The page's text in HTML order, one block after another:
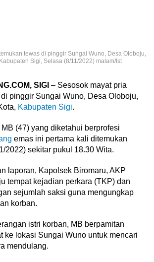
tewas di pinggir Sungai Wuno, Desa Oloboju,
Sigi, Selasa (8/11/2022) malam/Ist
SIGI – Sesosok mayat pria
pinggir Sungai Wuno, Desa Oloboju,
Kabupaten Sigi.
(47) yang diketahui berprofesi
emas ini pertama kali ditemukan
2022) sekitar pukul 18.30 Wita.
laporan, Kapolsek Biromaru, AKP
tempat kejadian perkara (TKP) dan
sejumlah saksi guna mengungkap
korban.
istri korban, MB berpamitan
ke lokasi Sungai Wuno untuk mencari
mendulang.